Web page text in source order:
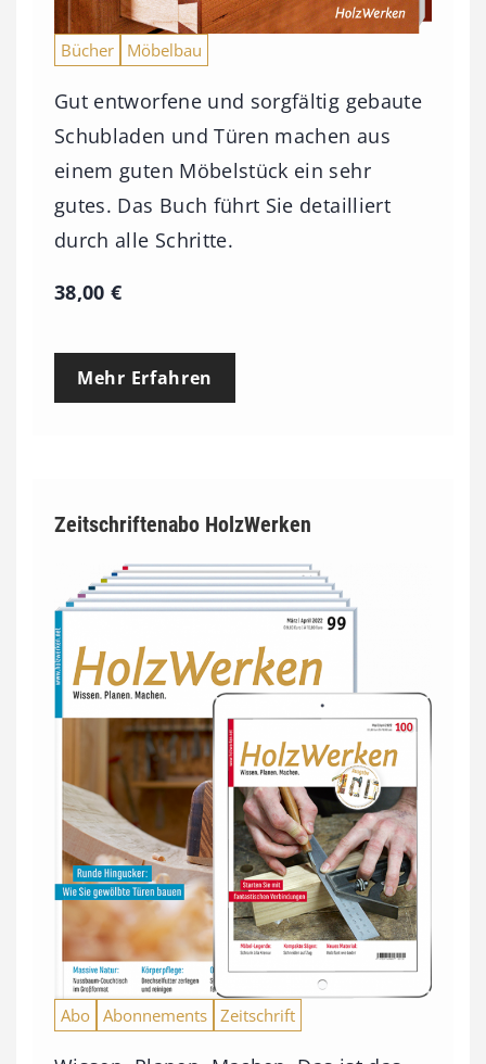
Bücher Möbelbau
Gut entworfene und sorgfältig gebaute
Schubladen und Türen machen aus
einem guten Möbelstück ein sehr
gutes. Das Buch führt Sie detailliert
durch alle Schritte.
38,00€
Mehr Erfahren
Zeitschriftenabo HolzWerken
Abo Abonnements Zeitschrift